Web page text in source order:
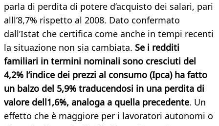
parla di perdita di potere d’acquisto dei salari, pari
alll’8,7% rispetto al 2008. Dato confermato
dall’Istat che certifica come anche in tempi recenti
la situazione non sia cambiata. Se i redditi
familiari in termini nominali sono cresciuti del
4,2% l’indice dei prezzi al consumo (Ipca) ha fatto
un balzo del 5,9% traducendosi in una perdita di
valore dell1,6%, analoga a quella precedente. Un
effetto che è maggiore per i lavoratori autonomi o